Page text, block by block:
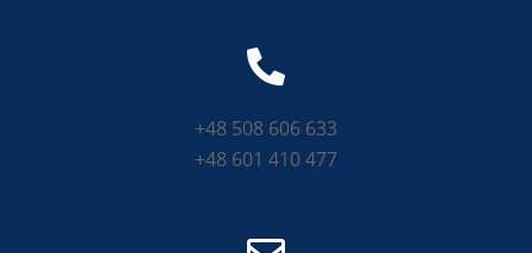
+48 508 606 633
+48 601 410 477